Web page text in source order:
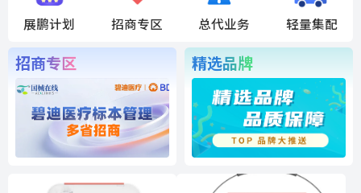
展鹏计划 招商专区 总代业务 轻量集配
招商专区 精选品牌